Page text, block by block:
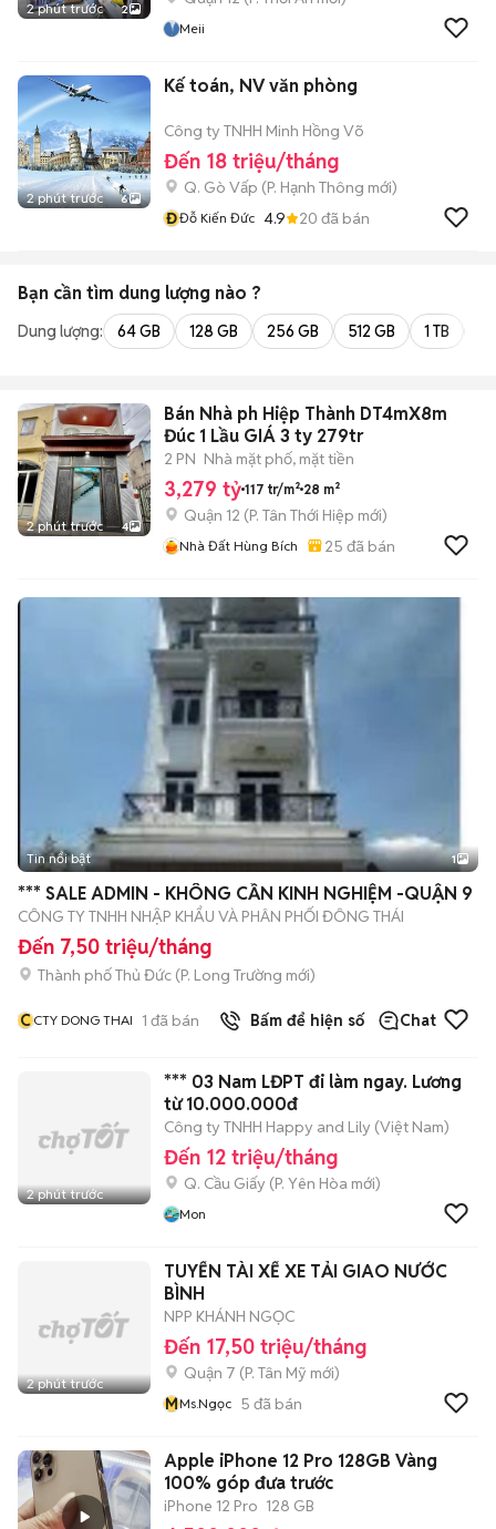
2 phút trước 2
Meii
2 phút trước 6
Kế toán, NV văn phòng
Công ty TNHH Minh Hồng Võ
Đến 18 triệu/tháng
Q. Gò Vấp (P. Hạnh Thông mới)
ĐĐỗ Kiến Đức 4.9 20 đã bán
Bạn cần tìm dung lượng nào ?
Dung lượng: 64 GB 128 GB 256 GB 512 GB 1 TB
2 phút trước 4
Bán Nhà ph Hiệp Thành DT4mX8m
Đúc 1 Lầu GIÁ 3 ty 279tr
2 PN Nhà mặt phố, mặt tiền
3,279 tỷ 117 tr/m² 28 m²
Quận 12 (P. Tân Thới Hiệp mới)
Nhà Đất Hùng Bích 25 đã bán
Tin nổi bật 1
*** SALE ADMIN - KHÔNG CẦN KINH NGHIỆM -QUẬN 9
CÔNG TY TNHH NHẬP KHẨU VÀ PHÂN PHỐI ĐÔNG THÁI
Đến 7,50 triệu/tháng
Thành phố Thủ Đức (P. Long Trường mới)
CCTY DONG THAI 1 đã bán Bấm để hiện số Chat
2 phút trước
*** 03 Nam LĐPT đi làm ngay. Lương
từ 10.000.000đ
Công ty TNHH Happy and Lily (Việt Nam)
Đến 12 triệu/tháng
Q. Cầu Giấy (P. Yên Hòa mới)
Mon
2 phút trước
TUYỂN TÀI XẾ XE TẢI GIAO NƯỚC
BÌNH
NPP KHÁNH NGỌC
Đến 17,50 triệu/tháng
Quận 7 (P. Tân Mỹ mới)
MMs.Ngọc 5 đã bán
Apple iPhone 12 Pro 128GB Vàng
100% góp đưa trước
iPhone 12 Pro 128 GB